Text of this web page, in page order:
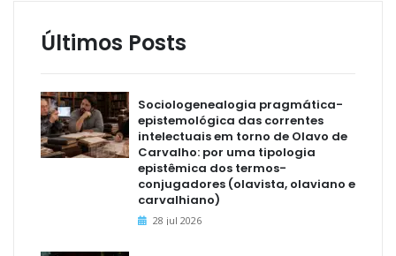
Últimos Posts
Sociologenealogia pragmática-
epistemológica das correntes
intelectuais em torno de Olavo de
Carvalho: por uma tipologia
epistêmica dos termos-
conjugadores (olavista, olaviano e
carvalhiano)
28 jul 2026